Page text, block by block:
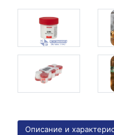
Описание и